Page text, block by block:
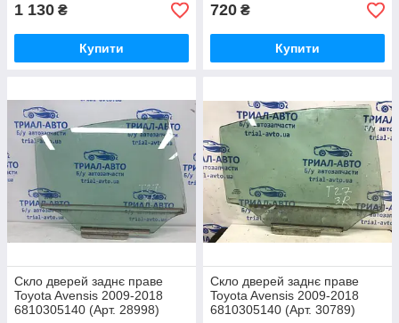
1 130 ₴
Купити
720 ₴
Купити
Скло дверей заднє праве
Toyota Avensis 2009-2018
6810305140 (Арт. 28998)
Скло дверей заднє праве
Toyota Avensis 2009-2018
6810305140 (Арт. 30789)